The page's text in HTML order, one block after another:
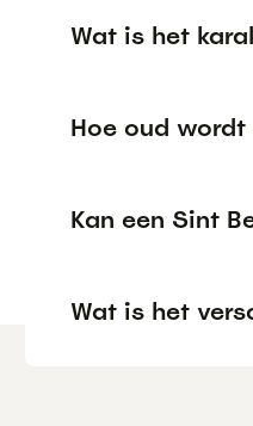
Wat is het
Hoe oud
Kan een Sint
Wat is het